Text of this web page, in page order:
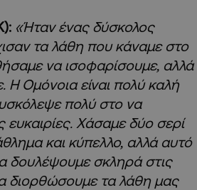
«Ήταν ένας δύσκολος
τα λάθη που κάναμε στο
να ισοφαρίσουμε, αλλά
Η Ομόνοια είναι πολύ καλή
πολύ στο να
ευκαιρίες. Χάσαμε δύο σερί
και κύπελλο, αλλά αυτό
δουλέψουμε σκληρά στις
διορθώσουμε τα λάθη μας